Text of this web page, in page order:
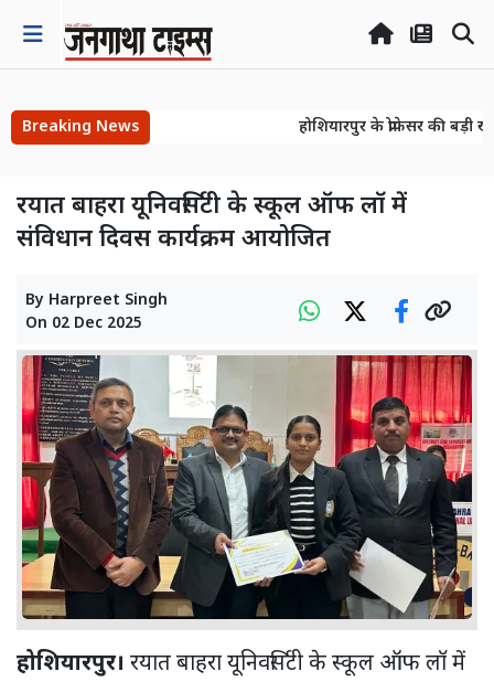
Breaking News
होशियारपुर के प्रोफेसर की बड़ी
रयात बाहरा यूनिवर्सिटी के स्कूल ऑफ लॉ में
संविधान दिवस कार्यक्रम आयोजित
By Harpreet Singh
On 02 Dec 2025
होशियारपुर। रयात बाहरा यूनिवर्सिटी के स्कूल ऑफ लॉ में